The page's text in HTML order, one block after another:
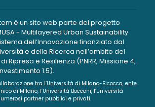
è un sito web parte del progetto
- Multilayered Urban Sustainability
dell’Innovazione finanziato dal
e della Ricerca nell’ambito del
Ripresa e Resilienza (PNRR, Missione 4,
1.5).
tra l’Università di Milano-Bicocca, ente
di Milano, l’Università Bocconi, l’Università
partner pubblici e privati.